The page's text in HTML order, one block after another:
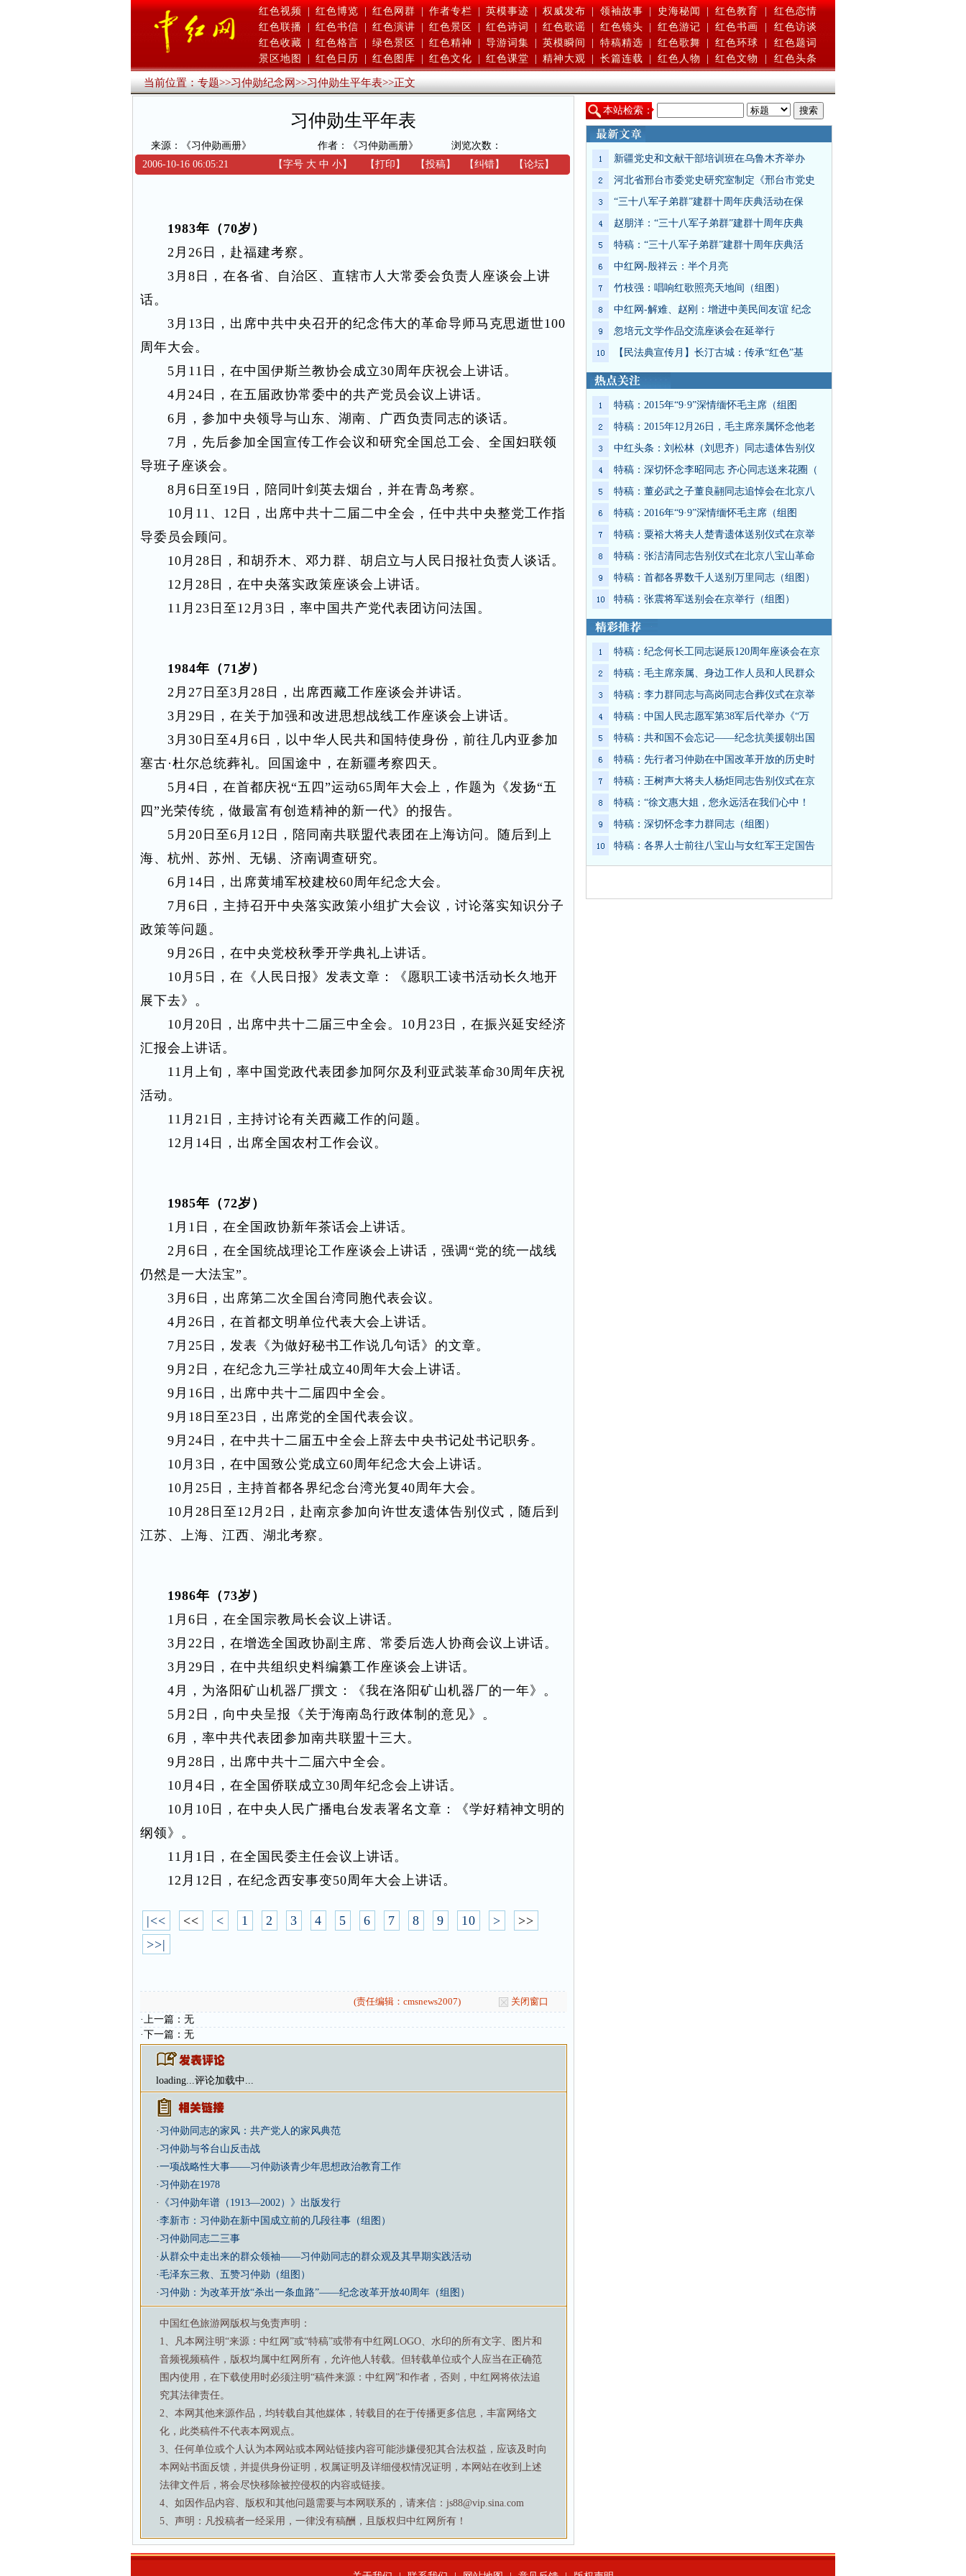
红色视频 | 红色博览 | 红色网群 | 作者专栏 | 英模事迹 | 权威发布 | 领袖故事 | 史海秘闻 | 红色教育 |
红色恋情
红色联播
红色书信 红色演讲 红色景区 红色诗词 红色歌谣 红色镜头 红色游记 红色书画
红色访谈
红色收藏
红色格言 绿色景区 红色精神 导游词集 英模瞬间 特稿精选 红色歌舞 红色环球
红色题词
景区地图
红色日历 红色图库 红色文化 红色课堂 精神大观 长篇连载 红色人物 红色文物 红色头条
当前位置：专题>>习仲勋纪念网>>习仲勋生平年表>>正文
习仲勋生平年表
来源：《习仲勋画册》 作者：《习仲勋画册》
浏览次数：
2006-10-16 06:05:21
【字号 大 中 小】 【打印 】 【投稿】 【纠错】 【论坛】
1983年（70岁）
2月26日，赴福建考察。
3月8日，在各省、自治区、直辖市人大常委会负责人座谈会上讲
话。
3月13日，出席中共中央召开的纪念伟大的革命导师马克思逝世100
周年大会。
5月11日，在中国伊斯兰教协会成立30周年庆祝会上讲话。
4月24日，在五届政协常委中的共产党员会议上讲话。
6月，参加中央领导与山东、湖南、广西负责同志的谈话。
7月，先后参加全国宣传工作会议和研究全国总工会、全国妇联领
导班子座谈会。
8月6日至19日，陪同叶剑英去烟台，并在青岛考察。
10月11、12日，出席中共十二届二中全会，任中共中央整党工作指
导委员会顾问。
10月28日，和胡乔木、邓力群、胡启立与人民日报社负责人谈话。
12月28日，在中央落实政策座谈会上讲话。
11月23日至12月3日，率中国共产党代表团访问法国。
1984年（71岁）
2月27日至3月28日，出席西藏工作座谈会并讲话。
3月29日，在关于加强和改进思想战线工作座谈会上讲话。
3月30日至4月6日，以中华人民共和国特使身份，前往几内亚参加
塞古·杜尔总统葬礼。回国途中，在新疆考察四天。
5月4日，在首都庆祝“五四”运动65周年大会上，作题为《发扬“五
四”光荣传统，做最富有创造精神的新一代》的报告。
5月20日至6月12日，陪同南共联盟代表团在上海访问。随后到上
海、杭州、苏州、无锡、济南调查研究。
6月14日，出席黄埔军校建校60周年纪念大会。
7月6日，主持召开中央落实政策小组扩大会议，讨论落实知识分子
政策等问题。
9月26日，在中央党校秋季开学典礼上讲话。
10月5日，在《人民日报》发表文章：《愿职工读书活动长久地开
展下去》。
10月20日，出席中共十二届三中全会。10月23日，在振兴延安经济
汇报会上讲话。
11月上旬，率中国党政代表团参加阿尔及利亚武装革命30周年庆祝
活动。
11月21日，主持讨论有关西藏工作的问题。
12月14日，出席全国农村工作会议。
1985年（72岁）
1月1日，在全国政协新年茶话会上讲话。
2月6日，在全国统战理论工作座谈会上讲话，强调“党的统一战线
仍然是一大法宝”。
3月6日，出席第二次全国台湾同胞代表会议。
4月26日，在首都文明单位代表大会上讲话。
7月25日，发表《为做好秘书工作说几句话》的文章。
9月2日，在纪念九三学社成立40周年大会上讲话。
9月16日，出席中共十二届四中全会。
9月18日至23日，出席党的全国代表会议。
9月24日，在中共十二届五中全会上辞去中央书记处书记职务。
10月3日，在中国致公党成立60周年纪念大会上讲话。
10月25日，主持首都各界纪念台湾光复40周年大会。
10月28日至12月2日，赴南京参加向许世友遗体告别仪式，随后到
江苏、上海、江西、湖北考察。
1986年（73岁）
1月6日，在全国宗教局长会议上讲话。
3月22日，在增选全国政协副主席、常委后选人协商会议上讲话。
3月29日，在中共组织史料编纂工作座谈会上讲话。
4月，为洛阳矿山机器厂撰文：《我在洛阳矿山机器厂的一年》。
5月2日，向中央呈报《关于海南岛行政体制的意见》。
6月，率中共代表团参加南共联盟十三大。
9月28日，出席中共十二届六中全会。
10月4日，在全国侨联成立30周年纪念会上讲话。
10月10日，在中央人民广播电台发表署名文章：《学好精神文明的
纲领》。
11月1日，在全国民委主任会议上讲话。
12月12日，在纪念西安事变50周年大会上讲话。
|<< << < 1 2 3 4 5 6 7 8 9 10 >
>>
>>|
(责任编辑：cmsnews2007)
关闭窗口
·上一篇：无
·下一篇：无
loading...评论加载中...
· 习仲勋同志的家风：共产党人的家风典范
· 习仲勋与爷台山反击战
·一项战略性大事——习仲勋谈青少年思想政治教育工作
· 习仲勋在1978
· 《习仲勋年谱（1913—2002）》出版发行
·李新市：习仲勋在新中国成立前的几段往事（组图）
· 习仲勋同志二三事
· 从群众中走出来的群众领袖——习仲勋同志的群众观及其早期实践活动
·毛泽东三救、五赞习仲勋（组图）
· 习仲勋：为改革开放“杀出一条血路”——纪念改革开放40周年（组图）
中国红色旅游网版权与免责声明：
1、凡本网注明“来源：中红网”或“特稿”或带有中红网LOGO、水印的所有文字、图片和
音频视频稿件，版权均属中红网所有，允许他人转载。但转载单位或个人应当在正确范
围内使用，在下载使用时必须注明“稿件来源：中红网”和作者，否则，中红网将依法追
究其法律责任。
2、本网其他来源作品，均转载自其他媒体，转载目的在于传播更多信息，丰富网络文
化，此类稿件不代表本网观点。
3、任何单位或个人认为本网站或本网站链接内容可能涉嫌侵犯其合法权益，应该及时向
本网站书面反馈，并提供身份证明，权属证明及详细侵权情况证明，本网站在收到上述
法律文件后，将会尽快移除被控侵权的内容或链接。
4、如因作品内容、版权和其他问题需要与本网联系的，请来信：js88@vip.sina.com
5、声明：凡投稿者一经采用，一律没有稿酬，且版权归中红网所有！
本站检索：
新疆党史和文献干部培训班在乌鲁木齐举办
河北省邢台市委党史研究室制定《邢台市党史
“三十八军子弟群”建群十周年庆典活动在保
赵朋洋：“三十八军子弟群”建群十周年庆典
特稿：“三十八军子弟群”建群十周年庆典活
中红网-殷祥云：半个月亮
竹枝强：唱响红歌照亮天地间（组图）
中红网-解难、赵刚：增进中美民间友谊 纪念
忽培元文学作品交流座谈会在延举行
【民法典宣传月】长汀古城：传承“红色”基
特稿：2015年“9·9”深情缅怀毛主席（组图
特稿：2015年12月26日，毛主席亲属怀念他老
中红头条：刘松林（刘思齐）同志遗体告别仪
特稿：深切怀念李昭同志 齐心同志送来花圈（
特稿：董必武之子董良翮同志追悼会在北京八
特稿：2016年“9·9”深情缅怀毛主席（组图
特稿：粟裕大将夫人楚青遗体送别仪式在京举
特稿：张洁清同志告别仪式在北京八宝山革命
特稿：首都各界数千人送别万里同志（组图）
特稿：张震将军送别会在京举行（组图）
特稿：纪念何长工同志诞辰120周年座谈会在京
特稿：毛主席亲属、身边工作人员和人民群众
特稿：李力群同志与高岗同志合葬仪式在京举
特稿：中国人民志愿军第38军后代举办《“万
特稿：共和国不会忘记——纪念抗美援朝出国
特稿：先行者习仲勋在中国改革开放的历史时
特稿：王树声大将夫人杨炬同志告别仪式在京
特稿：“徐文惠大姐，您永远活在我们心中！
特稿：深切怀念李力群同志（组图）
特稿：各界人士前往八宝山与女红军王定国告